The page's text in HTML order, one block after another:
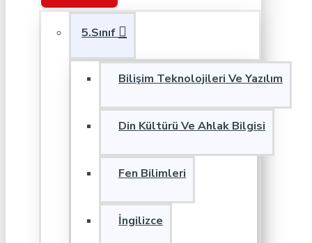
5.Sınıf
Bilişim Teknolojileri Ve Yazılım
Din Kültürü Ve Ahlak Bilgisi
Fen Bilimleri
İngilizce